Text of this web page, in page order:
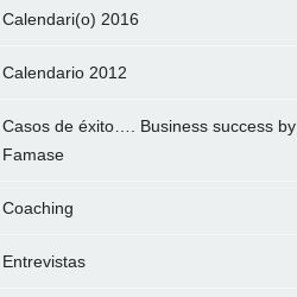
Calendari(o) 2016
Calendario 2012
Casos de éxito…. Business success by
Famase
Coaching
Entrevistas